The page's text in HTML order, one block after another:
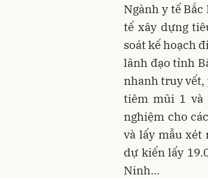
Ngành y tế
tế xây dựng
soát kế hoạch
lãnh đạo tỉnh
nhanh truy vết,
tiêm mũi 1 và
nghiệm cho
và lấy mẫu xét
dự kiến lấy
Ninh…